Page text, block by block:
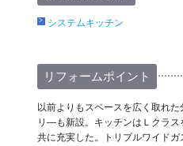
システムキッチン
リフォームポイント
以前よりもスペースを広く取れ
リ―も新設。キッチンはＬクラス
共に充実した。トリプルワイド